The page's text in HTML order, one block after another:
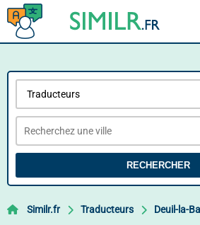
RECHERCHER
Similr.fr Traducteurs Deuil-la-